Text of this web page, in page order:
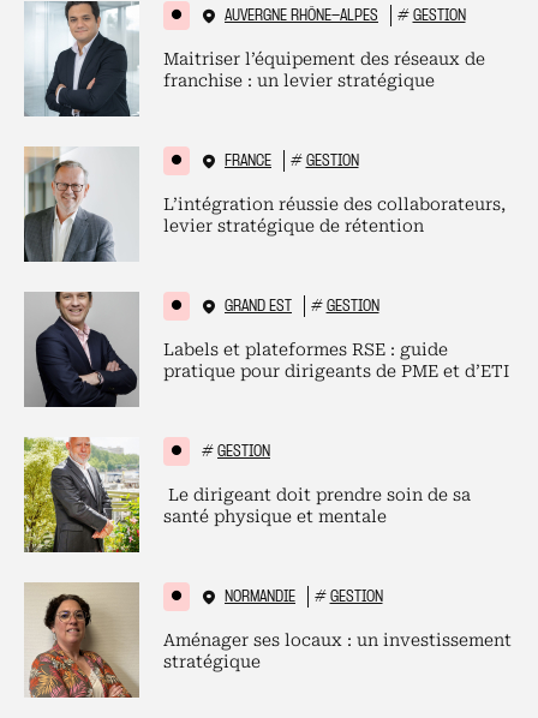
AUVERGNE RHÔNE-ALPES # GESTION
Maitriser l’équipement des réseaux de
franchise : un levier stratégique
FRANCE # GESTION
L’intégration réussie des collaborateurs,
levier stratégique de rétention
GRAND EST # GESTION
Labels et plateformes RSE : guide
pratique pour dirigeants de PME et d’ETI
# GESTION
Le dirigeant doit prendre soin de sa
santé physique et mentale
NORMANDIE # GESTION
Aménager ses locaux : un investissement
stratégique